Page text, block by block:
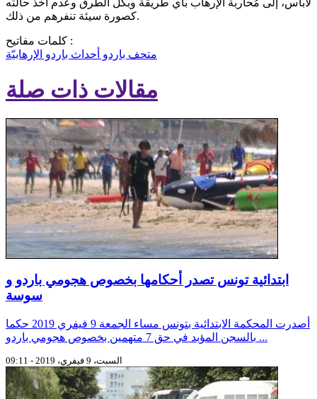
لاباس، إلى مُحاربة الإرهاب بأي طريقة وبكل الطرق وعدم أخذ حالته
كصورة سيئة تنفرهم من ذلك.
كلمات مفاتيح :
متحف باردو أحداث باردو الإرهابيّة
مقالات ذات صلة
ابتدائية تونس تصدر أحكامها بخصوص هجومي باردو و
سوسة
أصدرت المحكمة الابتدائية بتونس مساء الجمعة 9 فيفري 2019 حكما
بالسجن المؤبد في حق 7 متهمين بخصوص هجومي باردو ...
السبت، 9 فيفري، 2019 - 09:11